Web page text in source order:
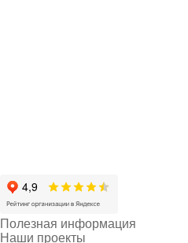
Полезная информация
Наши проекты